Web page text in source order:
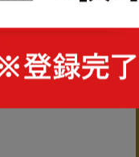
す。
ンションは物件
まうケースが多